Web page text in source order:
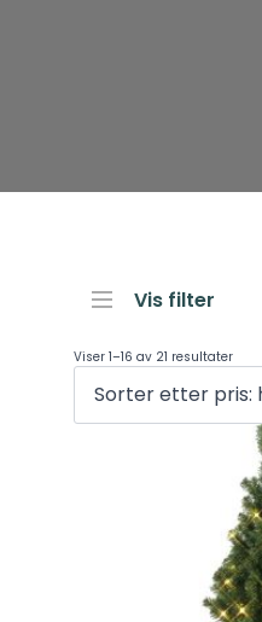
Vis filter
Viser 1–16 av 21 resultaterSortet
etter
pris:
Høy
til